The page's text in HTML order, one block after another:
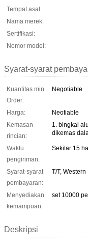
Tempat asal:
Nama merek:
Sertifikasi:
Nomor model:
Syarat-syarat
Kuantitas min
Order:
Negotiable
Harga:
Neotiable
Kemasan
rincian:
1. bingkai
dikemas
Waktu
pengiriman:
Sekitar 15
Syarat-syarat
pembayaran:
T/T, Western
Menyediakan
kemampuan:
set 10000
Deskripsi